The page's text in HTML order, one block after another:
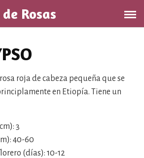
Rosas
roja de cabeza pequeña que se
en Etiopía. Tiene un
3
40-60
(días): 10-12